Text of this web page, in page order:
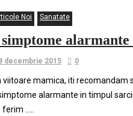
Noi Sanatate
simptome
decembrie 2015 0
viitoare mamica, iti
alarmante in timpul
ferim …..